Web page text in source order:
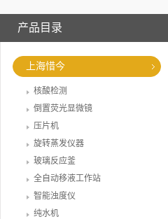
产品目录
上海惜今
核酸检测
倒置荧光显微镜
压片机
旋转蒸发仪器
玻璃反应釜
全自动移液工作站
智能浊度仪
纯水机